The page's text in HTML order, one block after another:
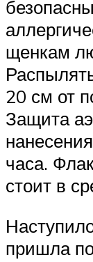
щенкам
20 см от
Защита
часа.
стоит в
пришла